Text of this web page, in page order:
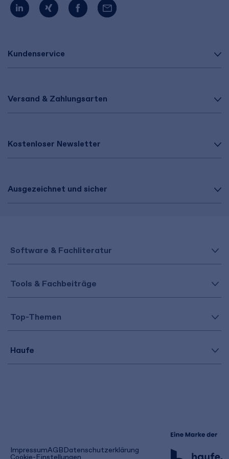
Kundenservice
Versand & Zahlungsarten
Kostenloser Newsletter
Ausgezeichnet und sicher
Software & Fachliteratur
Tools & Fachbeiträge
Top-Themen
Haufe
ImpressumAGB(öffnet
in
Datenschutzerklärung
Cookie-Einstellungen